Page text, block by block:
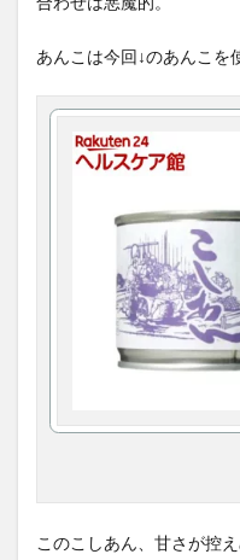
あんこは今回↓のあんこを
このこしあん、甘さが控